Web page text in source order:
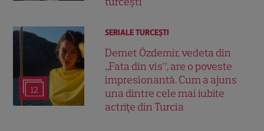
12
SERIALE TURCEŞTI
Demet Özdemir, vedeta din
„Fata din vis”, are o poveste
impresionantă. Cum a ajuns
una dintre cele mai iubite
actrițe din Turcia